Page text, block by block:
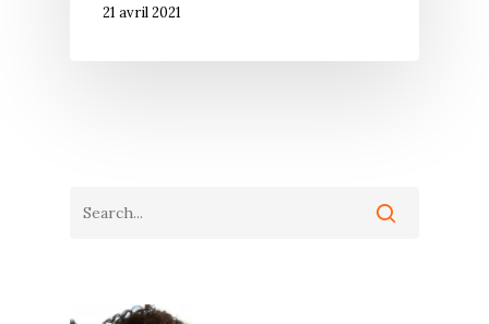
21 avril 2021